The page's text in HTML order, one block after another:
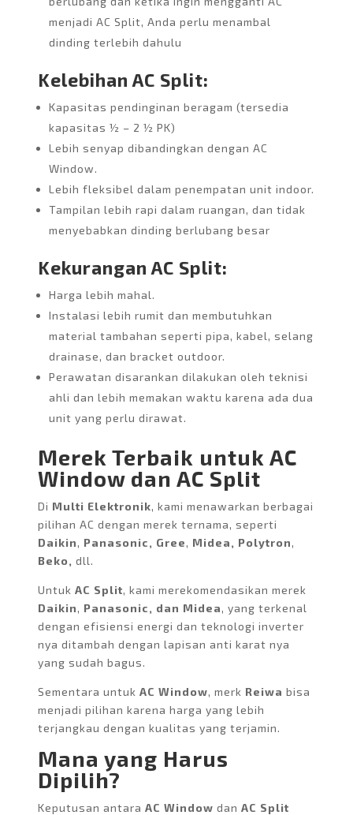
menjadi AC Split, Anda perlu menambal
dinding terlebih dahulu
Kelebihan AC Split:
Kapasitas pendinginan beragam (tersedia
kapasitas ½ – 2 ½ PK)
Lebih senyap dibandingkan dengan AC
Window.
Lebih fleksibel dalam penempatan unit indoor.
Tampilan lebih rapi dalam ruangan, dan tidak
menyebabkan dinding berlubang besar
Kekurangan AC Split:
Harga lebih mahal.
Instalasi lebih rumit dan membutuhkan
material tambahan seperti pipa, kabel, selang
drainase, dan bracket outdoor.
Perawatan disarankan dilakukan oleh teknisi
ahli dan lebih memakan waktu karena ada dua
unit yang perlu dirawat.
Merek Terbaik untuk AC
Window dan AC Split
Di Multi Elektronik, kami menawarkan berbagai
pilihan AC dengan merek ternama, seperti
Daikin, Panasonic, Gree, Midea, Polytron,
Beko, dll.
Untuk AC Split, kami merekomendasikan merek
Daikin, Panasonic, dan Midea, yang terkenal
dengan efisiensi energi dan teknologi inverter
nya ditambah dengan lapisan anti karat nya
yang sudah bagus.
Sementara untuk AC Window, merk Reiwa bisa
menjadi pilihan karena harga yang lebih
terjangkau dengan kualitas yang terjamin.
Mana yang Harus
Dipilih?
Keputusan antara AC Window dan AC Split